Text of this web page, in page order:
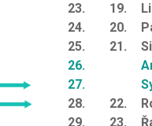
23.
24.
25.
26.
27.
28.
29.
19.
20.
21.
22.
23.